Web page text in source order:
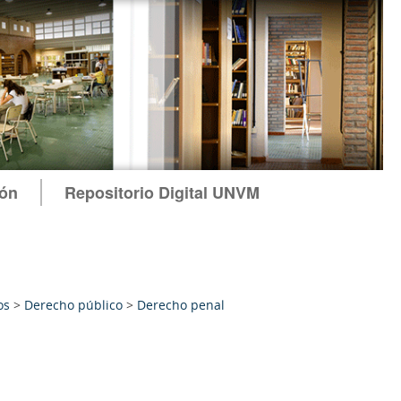
Repositorio Digital UNVM
> Derecho público > Derecho penal